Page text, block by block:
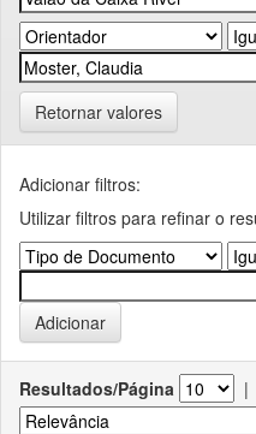
Retornar valores
Adicionar filtros:
Utilizar filtros para refinar o
Resultados/Página |